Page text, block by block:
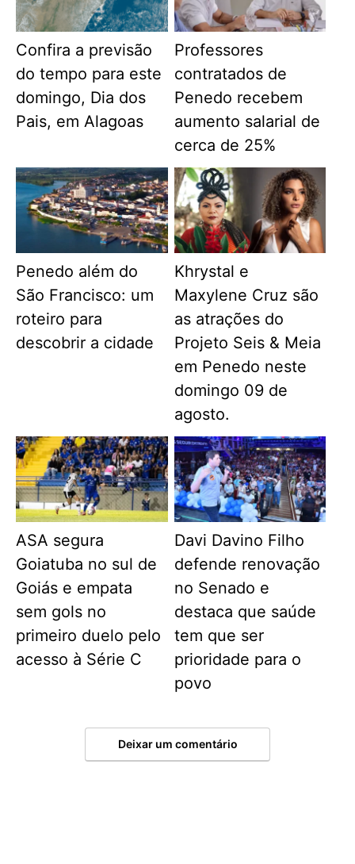
Confira a previsão
do tempo para este
domingo, Dia dos
Pais, em Alagoas
Professores
contratados de
Penedo recebem
aumento salarial de
cerca de 25%
Penedo além do
São Francisco: um
roteiro para
descobrir a cidade
Khrystal e
Maxylene Cruz são
as atrações do
Projeto Seis & Meia
em Penedo neste
domingo 09 de
agosto.
ASA segura
Goiatuba no sul de
Goiás e empata
sem gols no
primeiro duelo pelo
acesso à Série C
Davi Davino Filho
defende renovação
no Senado e
destaca que saúde
tem que ser
prioridade para o
povo
Deixar um comentário